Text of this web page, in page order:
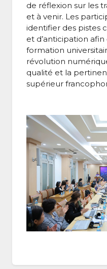
de réflexion sur les
et à venir. Les
identifier des pistes
et d’anticipation
formation
révolution
qualité et la
supérieur